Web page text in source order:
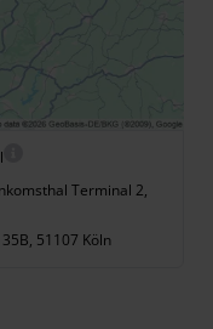
Terminal 2,
51107 Köln